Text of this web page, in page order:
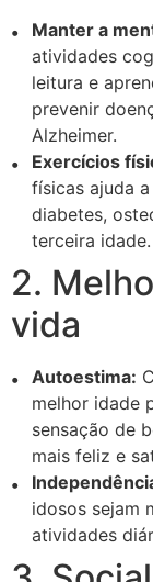
Manter a
atividades
leitura e
prevenir
Alzheimer.
Exercícios
físicas ajuda
diabetes,
terceira idade.
2.
vida
Autoestima:
melhor idade
sensação de
mais feliz e
idosos sejam
atividades